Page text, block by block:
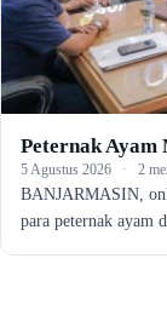
Peternak Ayam
5 Agustus 2026 · 2
BANJARMASIN,
para peternak ayam